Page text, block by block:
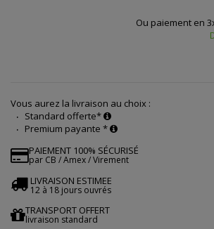
Ou paiement en
Vous aurez la livraison au choix :
Standard offerte*
Premium payante *
PAIEMENT 100% SÉCURISÉ
par CB / Amex / Virement
LIVRAISON ESTIMEE
12 à 18 jours ouvrés
TRANSPORT OFFERT
livraison standard